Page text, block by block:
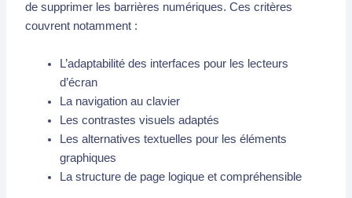
de supprimer les barrières numériques. Ces critères
couvrent notamment :
L’adaptabilité des interfaces pour les lecteurs
d’écran
La navigation au clavier
Les contrastes visuels adaptés
Les alternatives textuelles pour les éléments
graphiques
La structure de page logique et compréhensible